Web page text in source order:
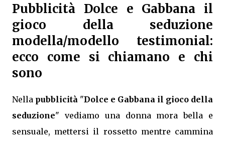
Pubblicità Dolce e Gabbana il
gioco della seduzione
modella/modello testimonial:
ecco come si chiamano e chi
sono
Nella pubblicità "Dolce e Gabbana il gioco della
seduzione" vediamo una donna mora bella e
sensuale, mettersi il rossetto mentre cammina